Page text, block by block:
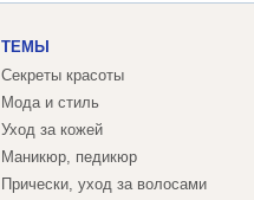
ТЕМЫ
Секреты красоты
Мода и стиль
Уход за кожей
Маникюр, педикюр
Прически, уход за волосами